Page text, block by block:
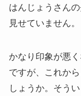
はんじょうさん
見せていません。
かなり印象が悪
ですが、これか
しょうか。そう